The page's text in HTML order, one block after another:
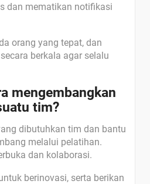
dan mematikan notifikasi
orang yang tepat, dan
berkala agar selalu
mengembangkan
tim?
dibutuhkan tim dan bantu
melalui pelatihan.
dan kolaborasi.
berinovasi, serta berikan